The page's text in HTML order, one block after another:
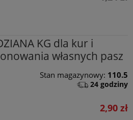
KG dla kur i
własnych pasz
Stan magazynowy: 110.5
24 godziny
2,90 zł